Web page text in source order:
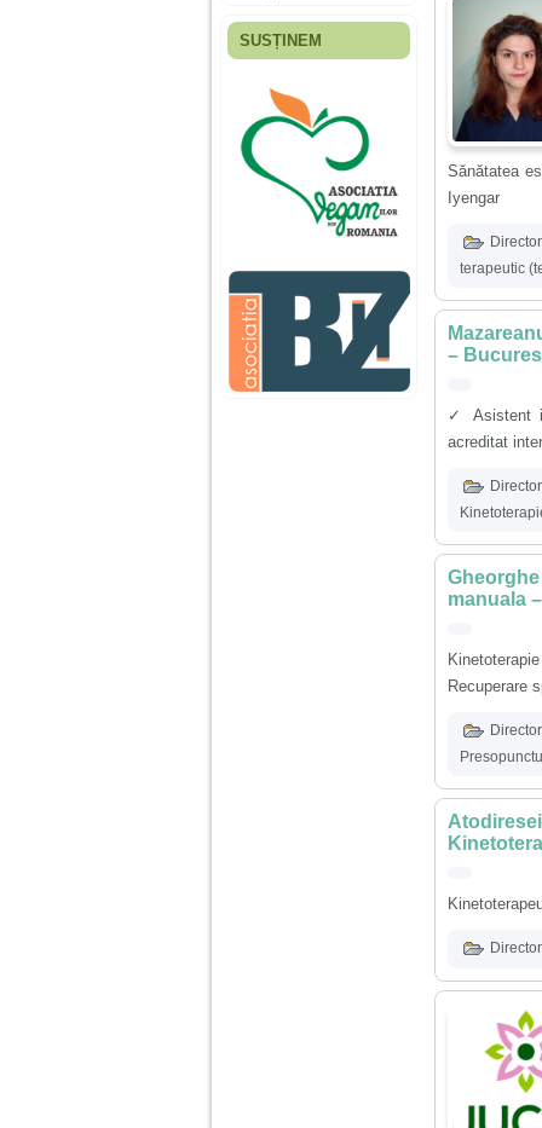
Fiica mea s-a nascut
ani, privind in urma
realizez cat de multe
greseli am facut in
educatia si cresterea
ei, am fost o mama
egoista, preocupata
de implinirea
profesionala, cand ea
era mica am neglijat-
agresiva, orice
greseala era taxata cu
o palma sau pedepse.
De 4 ani am o relatie
serioasa cu un barbat
SUSȚINEM
Sănătatea
Iyengar
terapeutic
–
✓ Asistent
acreditat
manuala
Recuperare